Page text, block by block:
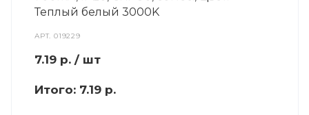
Теплый белый 3000K
АРТ.019229
7.19 р. / шт
Итого: 7.19 р.